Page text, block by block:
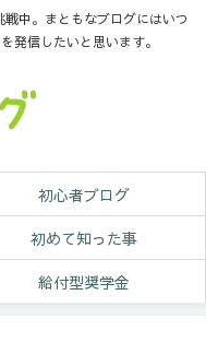
中。まともなブログにはいつ
発信したいと思います。
初心者ブログ
初めて知った事
給付型奨学金